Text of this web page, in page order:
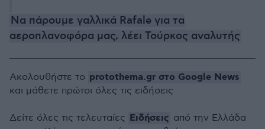
Να πάρουμε γαλλικά Rafale για τα
αεροπλανοφόρα μας, λέει Τούρκος αναλυτής
Ακολουθήστε το protothema.gr στο Google News
και μάθετε πρώτοι όλες τις ειδήσεις
Δείτε όλες τις τελευταίες Ειδήσεις από την Ελλάδα